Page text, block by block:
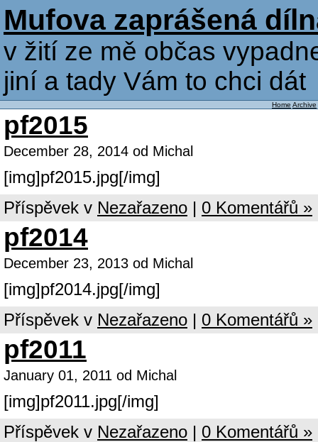
Mufova zaprášená
v žití ze mě občas
jiní a tady Vám to chci dát
Home Archive
pf2015
December 28, 2014 od Michal
[img]pf2015.jpg[/img]
Příspěvek v Nezařazeno | 0 Komentářů »
pf2014
December 23, 2013 od Michal
[img]pf2014.jpg[/img]
Příspěvek v Nezařazeno | 0 Komentářů »
pf2011
January 01, 2011 od Michal
[img]pf2011.jpg[/img]
Příspěvek v Nezařazeno | 0 Komentářů »